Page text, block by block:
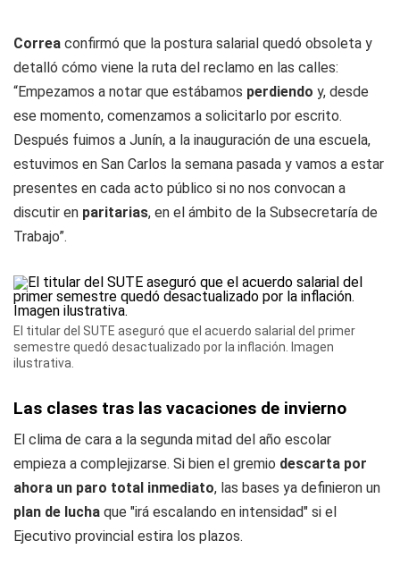
Correa confirmó que la postura salarial quedó obsoleta y
detalló cómo viene la ruta del reclamo en las calles:
“Empezamos a notar que estábamos perdiendo y, desde
ese momento, comenzamos a solicitarlo por escrito.
Después fuimos a Junín, a la inauguración de una escuela,
estuvimos en San Carlos la semana pasada y vamos a estar
presentes en cada acto público si no nos convocan a
discutir en paritarias, en el ámbito de la Subsecretaría de
Trabajo”.
El titular del SUTE aseguró que el acuerdo salarial del primer
semestre quedó desactualizado por la inflación. Imagen
ilustrativa.
Las clases tras las vacaciones de invierno
El clima de cara a la segunda mitad del año escolar
empieza a complejizarse. Si bien el gremio descarta por
ahora un paro total inmediato, las bases ya definieron un
plan de lucha que "irá escalando en intensidad" si el
Ejecutivo provincial estira los plazos.